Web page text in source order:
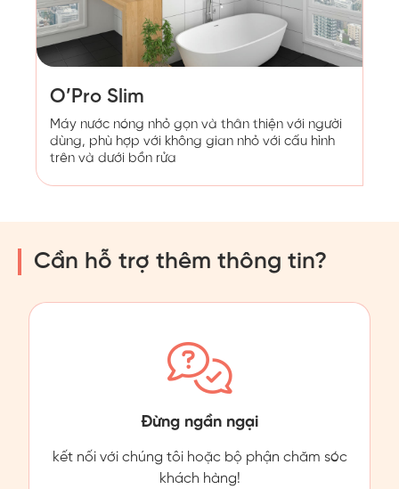
O’Pro Slim
Máy nước nóng nhỏ gọn và thân thiện với người
dùng, phù hợp với không gian nhỏ với cấu hình
trên và dưới bồn rửa
Cần hỗ trợ thêm thông tin?
Đừng ngần ngại
kết nối với chúng tôi hoặc bộ phận chăm sóc
khách hàng!